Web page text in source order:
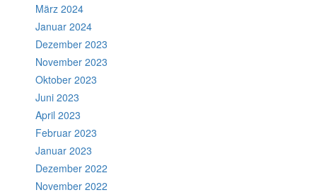
März 2024
Januar 2024
Dezember 2023
November 2023
Oktober 2023
Juni 2023
April 2023
Februar 2023
Januar 2023
Dezember 2022
November 2022